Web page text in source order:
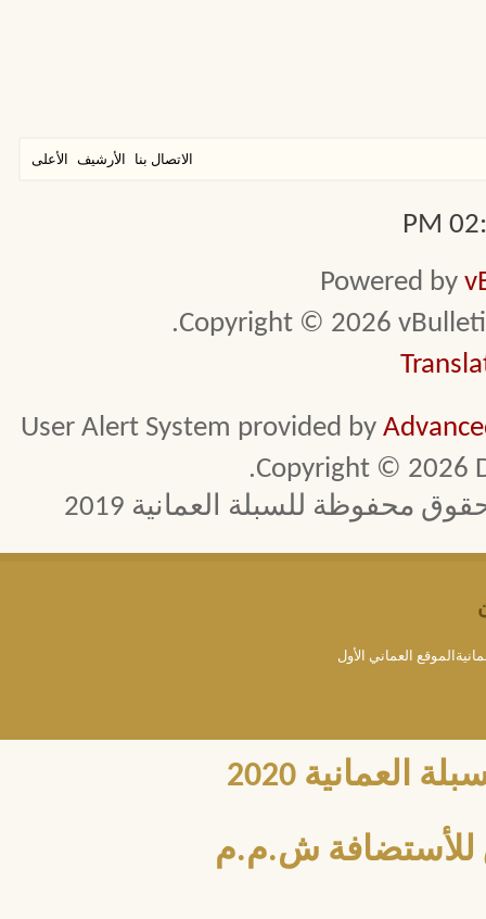
الاتصال بنا الأرشيف الأعلى
Powered by
Copyright © 2026
User Alert System provided by
Copyright © 2026
محفوظة للسبلة العمانية 2019
العماني الأول
2020
للأستضافة ش.م.م